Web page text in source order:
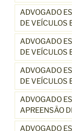
ADVOGADO
DE VEÍCULOS
ADVOGADO
DE VEÍCULOS
ADVOGADO
DE VEÍCULOS
ADVOGADO
APREENSÃO
ADVOGADO